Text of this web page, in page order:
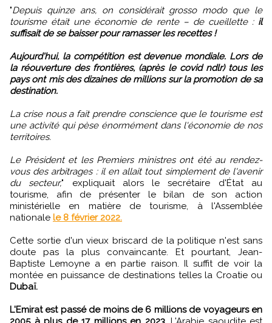
"Depuis quinze ans, on considérait grosso modo que le
tourisme était une économie de rente – de cueillette : il
suffisait de se baisser pour ramasser les recettes !
Aujourd'hui, la compétition est devenue mondiale. Lors de
la réouverture des frontières, (après le covid ndlr) tous les
pays ont mis des dizaines de millions sur la promotion de sa
destination.
La crise nous a fait prendre conscience que le tourisme est
une activité qui pèse énormément dans l'économie de nos
territoires.
Le Président et les Premiers ministres ont été au rendez-
vous des arbitrages : il en allait tout simplement de l'avenir
du secteur," expliquait alors le secrétaire d'État au
tourisme, afin de présenter le bilan de son action
ministérielle en matière de tourisme, à l'Assemblée
nationale le 8 février 2022.
Cette sortie d'un vieux briscard de la politique n'est sans
doute pas la plus convaincante. Et pourtant, Jean-
Baptiste Lemoyne a en partie raison. Il suffit de voir la
montée en puissance de destinations telles la Croatie ou
Dubaï.
L'Emirat est passé de moins de 6 millions de voyageurs en